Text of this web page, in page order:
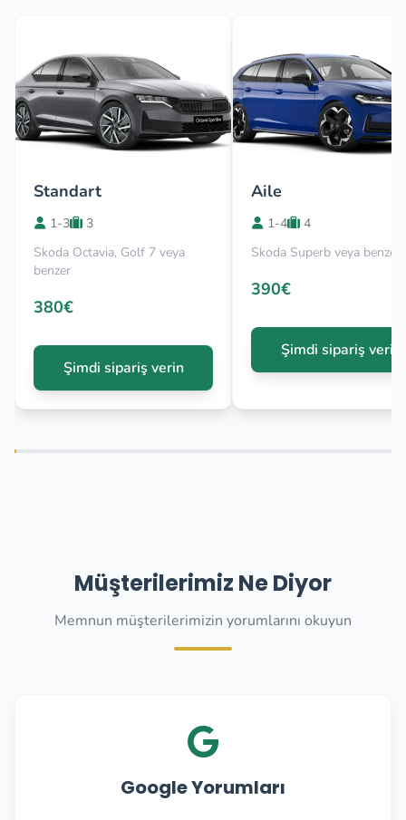
Standart
1-3
3
Skoda Octavia, Golf 7 veya
benzer
380€
Şimdi sipariş verin
Aile
1-4
4
Skoda Superb veya benzer
390€
Şimdi sipariş verin
Müşterilerimiz Ne Diyor
Memnun müşterilerimizin yorumlarını okuyun
Google Yorumları